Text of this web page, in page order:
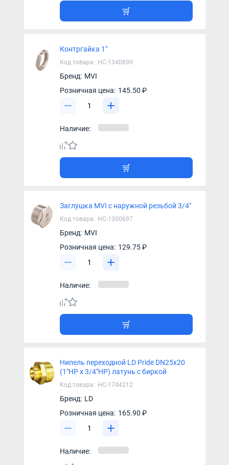
Контргайка 1"
Код товара: НС-1340890
Бренд: MVI
Розничная цена: 145.50 ₽
Наличие:
Заглушка MVI с наружной резьбой 3/4"
Код товара: НС-1300697
Бренд: MVI
Розничная цена: 129.75 ₽
Наличие:
Нипель переходной LD Pride DN25х20
(1"НР х 3/4"НР) латунь с биркой
Код товара: НС-1744212
Бренд: LD
Розничная цена: 165.90 ₽
Наличие: